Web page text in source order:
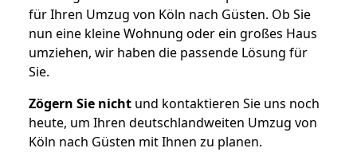
für Ihren Umzug von Köln nach Güsten. Ob Sie
nun eine kleine Wohnung oder ein großes Haus
umziehen, wir haben die passende Lösung für
Sie.
Zögern Sie nicht und kontaktieren Sie uns noch
heute, um Ihren deutschlandweiten Umzug von
Köln nach Güsten mit Ihnen zu planen.